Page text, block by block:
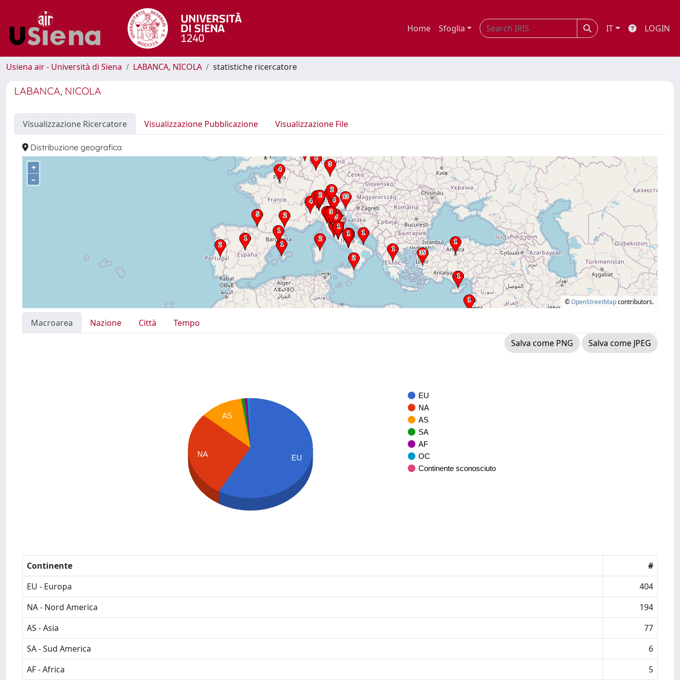
Home Sfoglia IT LOGIN
Usiena air - Università di Siena LABANCA, NICOLA statistiche ricercatore
LABANCA, NICOLA
Visualizzazione Ricercatore Visualizzazione Pubblicazione Visualizzazione File
Distribuzione geografica
+
–
©OpenStreetMapcontributors.
Macroarea Nazione Città
Tempo
Salva come PNG
Salva come JPEG
EU
NA
AS
SA
AF
OC
Continente sconosciuto
AS
NA EU
Continente
#
EU - Europa
404
NA - Nord America
194
AS - Asia
77
SA - Sud America
6
AF - Africa
5